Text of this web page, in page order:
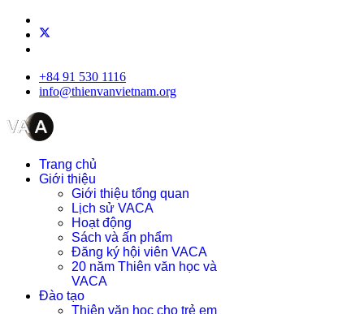
+84 91 530 1116
info@thienvanvietnam.org
Trang chủ
Giới thiệu
Giới thiệu tổng quan
Lịch sử VACA
Hoạt động
Sách và ấn phẩm
Đăng ký hội viên VACA
20 năm Thiên văn học và
VACA
Đào tạo
Thiên văn học cho trẻ em